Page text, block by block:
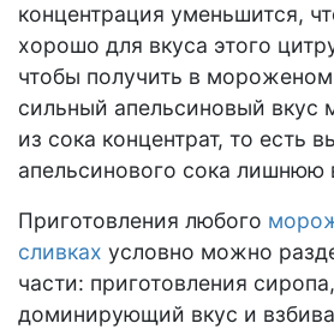
концентрация уменьшится,
хорошо для вкуса этого
чтобы получить в
сильный апельсиновый вкус
из сока концентрат, то есть
апельсинового сока лишнюю
Приготовления любого
сливках условно можно
части: приготовления
доминирующий вкус и